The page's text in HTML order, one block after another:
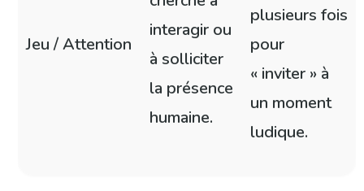
Jeu / Attention
interagir ou
à solliciter
la présence
humaine.
plusieurs fois
pour
« inviter » à
un moment
ludique.